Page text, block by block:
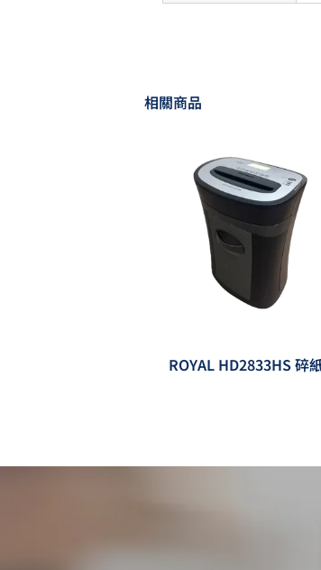
相關商品
ROYAL HD2833HS 碎